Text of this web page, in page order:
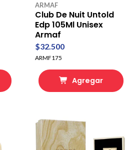
ARMAF
Club De Nuit Untold
Edp 105Ml Unisex
Armaf
$32.500
ARMF175
Agregar